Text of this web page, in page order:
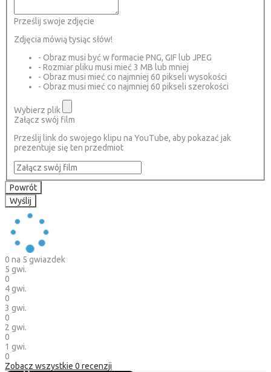
Prześlij swoje zdjęcie
Zdjęcia mówią tysiąc słów!
- Obraz musi być w formacie PNG, GIF lub JPEG
- Rozmiar pliku musi mieć 3 MB lub mniej
- Obraz musi mieć co najmniej 60 pikseli wysokości
- Obraz musi mieć co najmniej 60 pikseli szerokości
Wybierz plik
Załącz swój film
Prześlij link do swojego klipu na YouTube, aby pokazać jak
prezentuje się ten przedmiot
Powrót
Wyślij
0 na 5 gwiazdek
5 gwi.
0
4 gwi.
0
3 gwi.
0
2 gwi.
0
1 gwi.
0
Zobacz wszystkie 0 recenzji